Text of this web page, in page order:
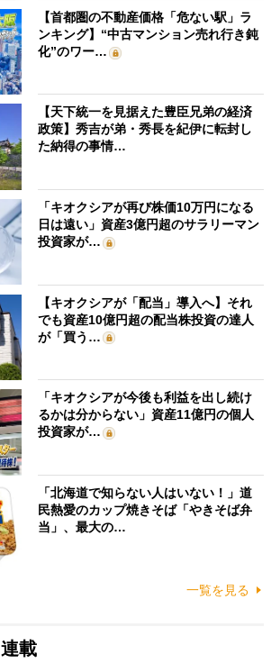
【首都圏の不動産価格「危ない駅」ラ
ンキング】“中古マンション売れ行き鈍
化”のワー…
【天下統一を見据えた豊臣兄弟の経済
政策】秀吉が弟・秀長を紀伊に転封し
た納得の事情…
「キオクシアが再び株価10万円になる
日は遠い」資産3億円超のサラリーマン
投資家が…
【キオクシアが「配当」導入へ】それ
でも資産10億円超の配当株投資の達人
が「買う…
「キオクシアが今後も利益を出し続け
るかは分からない」資産11億円の個人
投資家が…
「北海道で知らない人はいない！」道
民熱愛のカップ焼きそば「やきそば弁
当」、最大の…
一覧を見る
載